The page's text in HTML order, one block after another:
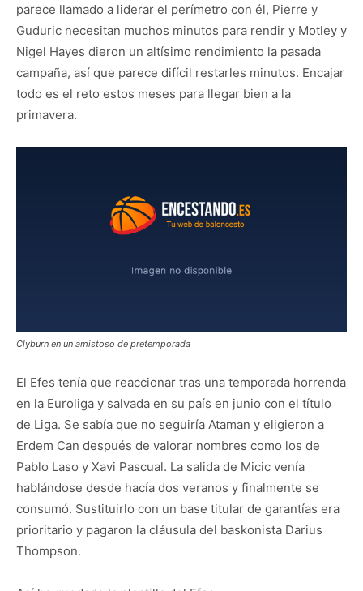
parece llamado a liderar el perímetro con él, Pierre y
Guduric necesitan muchos minutos para rendir y Motley y
Nigel Hayes dieron un altísimo rendimiento la pasada
campaña, así que parece difícil restarles minutos. Encajar
todo es el reto estos meses para llegar bien a la
primavera.
Clyburn en un amistoso de pretemporada
El Efes tenía que reaccionar tras una temporada horrenda
en la Euroliga y salvada en su país en junio con el título
de Liga. Se sabía que no seguiría Ataman y eligieron a
Erdem Can después de valorar nombres como los de
Pablo Laso y Xavi Pascual. La salida de Micic venía
hablándose desde hacía dos veranos y finalmente se
consumó. Sustituirlo con un base titular de garantías era
prioritario y pagaron la cláusula del baskonista Darius
Thompson.